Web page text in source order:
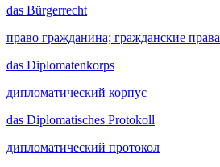
das Bürgerrecht
право гражданина; гражданские права
das Diplomatenkorps
дипломатический корпус
das Diplomatisches Protokoll
дипломатический протокол